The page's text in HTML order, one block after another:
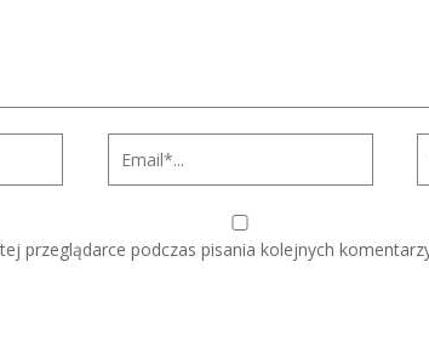
przeglądarce podczas pisania kolejnych